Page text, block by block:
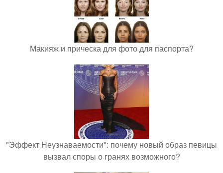
Макияж и прическа для фото для паспорта?
"Эффект Неузнаваемости": почему новый образ певицы
вызвал споры о гранях возможного?